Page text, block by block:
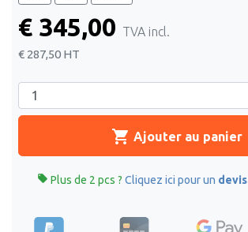
€ 345,00 TVA incl.
€ 287,50 HT
shopping_cart Ajouter au panier
 Plus de 2 pcs ? Cliquez ici pour un devis